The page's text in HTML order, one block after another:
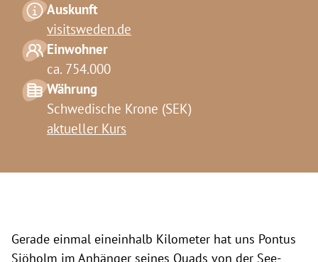
Auskunft
visitsweden.de
Einwohner
ca. 754.000
Währung
Schwedische Krone (SEK)
aktueller Kurs
Gerade einmal eineinhalb Kilometer hat uns Pontus
Sjöholm im Anhänger seines Quads von der See-